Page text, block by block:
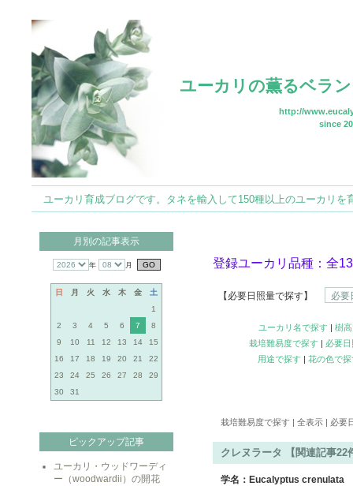
ユーカリの薫るベラ
http://
since
ユーカリ育成ブログです。タネを輸入して150種以上のユーカリ
月別の記事表示
年 月
日 月 火 水 木 金
土
1
2
3 4 5 6 7
8
9
10 11 12 13 14
15
16
17 18 19 20 21
22
23
24 25 26 27 28
29
30
31
ピックアップ記事
ユーカリ・ウッドワーディ
ー（woodwardii）の開花
登録ユーカリ品種：全
【必要日照量で探す】
ユーカリ名で探す | 樹
栽培難易度で探す | 必要
用途で探す | 花の色で探
栽培難易度で探す | 全表示 | 必要
クレヌラータ 【関連記事22
学名：Eucalyptus crenulata